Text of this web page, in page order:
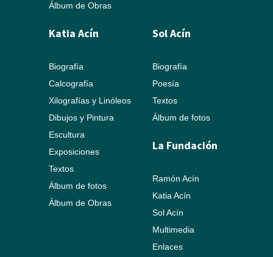
Álbum de Obras
Katia Acín
Biografía
Calcografía
Xilografías y Linóleos
Dibujos y Pintura
Escultura
Exposiciones
Textos
Álbum de fotos
Álbum de Obras
Sol Acín
Biografía
Poesía
Textos
Álbum de fotos
La Fundación
Ramón Acín
Katia Acín
Sol Acín
Multimedia
Enlaces